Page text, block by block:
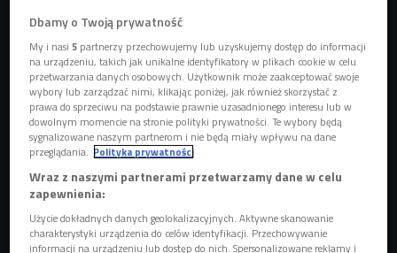
także i techno czy house, będą rozbrzmiewały ze szczytu
Srebrnej Góry w województwie dolnośląskim, unosząc się
nad pięknymi połaciami gminy Stoszowice.
POSŁUCHAJ
07:18
Przemysław Podolski opowiada o Drum Basstion
Dbamy o Twoją prywatność
My i nasi5 partnerzy przechowujemy lub uzyskujemy dostęp do informacji
na urządzeniu, takich jak unikalne identyfikatory w plikach cookie w celu
przetwarzania danych osobowych. Użytkownik może zaakceptować swoje
wybory lub zarządzać nimi, klikając poniżej, jak również skorzystać z
prawa do sprzeciwu na podstawie prawnie uzasadnionego interesu lub w
dowolnym momencie na stronie polityki prywatności. Te wybory będą
sygnalizowane naszym partnerom i nie będą miały wpływu na dane
przeglądania. Polityka prywatności
Wraz z naszymi partnerami przetwarzamy dane w celu
zapewnienia:
Użycie dokładnych danych geolokalizacyjnych. Aktywne skanowanie
charakterystyki urządzenia do celów identyfikacji. Przechowywanie
informacji na urządzeniu lub dostęp do nich. Spersonalizowane reklamy i